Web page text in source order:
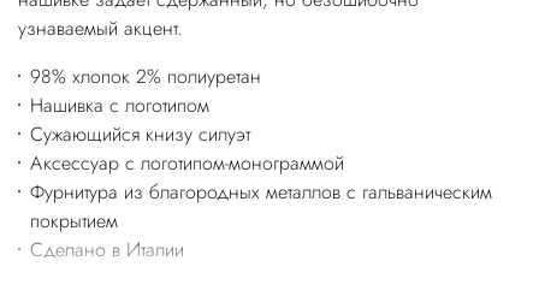
узнаваемый акцент.
98% хлопок 2% полиуретан
Нашивка с логотипом
Сужающийся книзу силуэт
Аксессуар с логотипом-монограммой
Фурнитура из благородных металлов с гальваническим
покрытием
Сделано в Италии